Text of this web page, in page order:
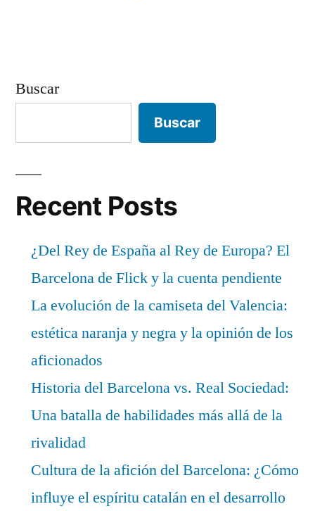
Buscar
Buscar
Recent Posts
¿Del Rey de España al Rey de Europa? El
Barcelona de Flick y la cuenta pendiente
La evolución de la camiseta del Valencia:
estética naranja y negra y la opinión de los
aficionados
Historia del Barcelona vs. Real Sociedad:
Una batalla de habilidades más allá de la
rivalidad
Cultura de la afición del Barcelona: ¿Cómo
influye el espíritu catalán en el desarrollo